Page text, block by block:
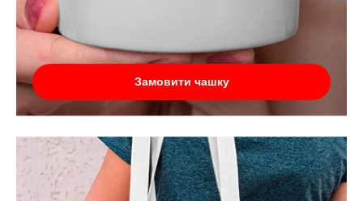
Замовити чашку